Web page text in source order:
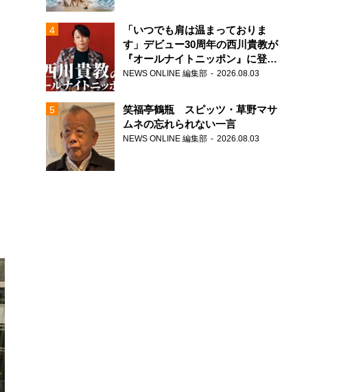
「いつでも肩は温まっておりま
す」デビュー30周年の西川貴教が
『オールナイトニッポン』に登
場！
NEWS ONLINE 編集部 2026.08.03
笑福亭鶴瓶 スピッツ・草野マサ
ムネの忘れられない一言
NEWS ONLINE 編集部 2026.08.03